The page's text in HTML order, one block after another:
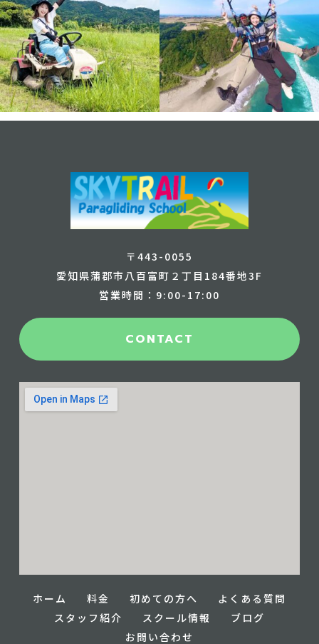
〒443-0055
愛知県蒲郡市八百富町２丁目184番地3F
営業時間：9:00-17:00
CONTACT
ホーム 料金 初めての方へ
よくある質問
スタッフ紹介
スクール情報
ブログ
お問い合わせ